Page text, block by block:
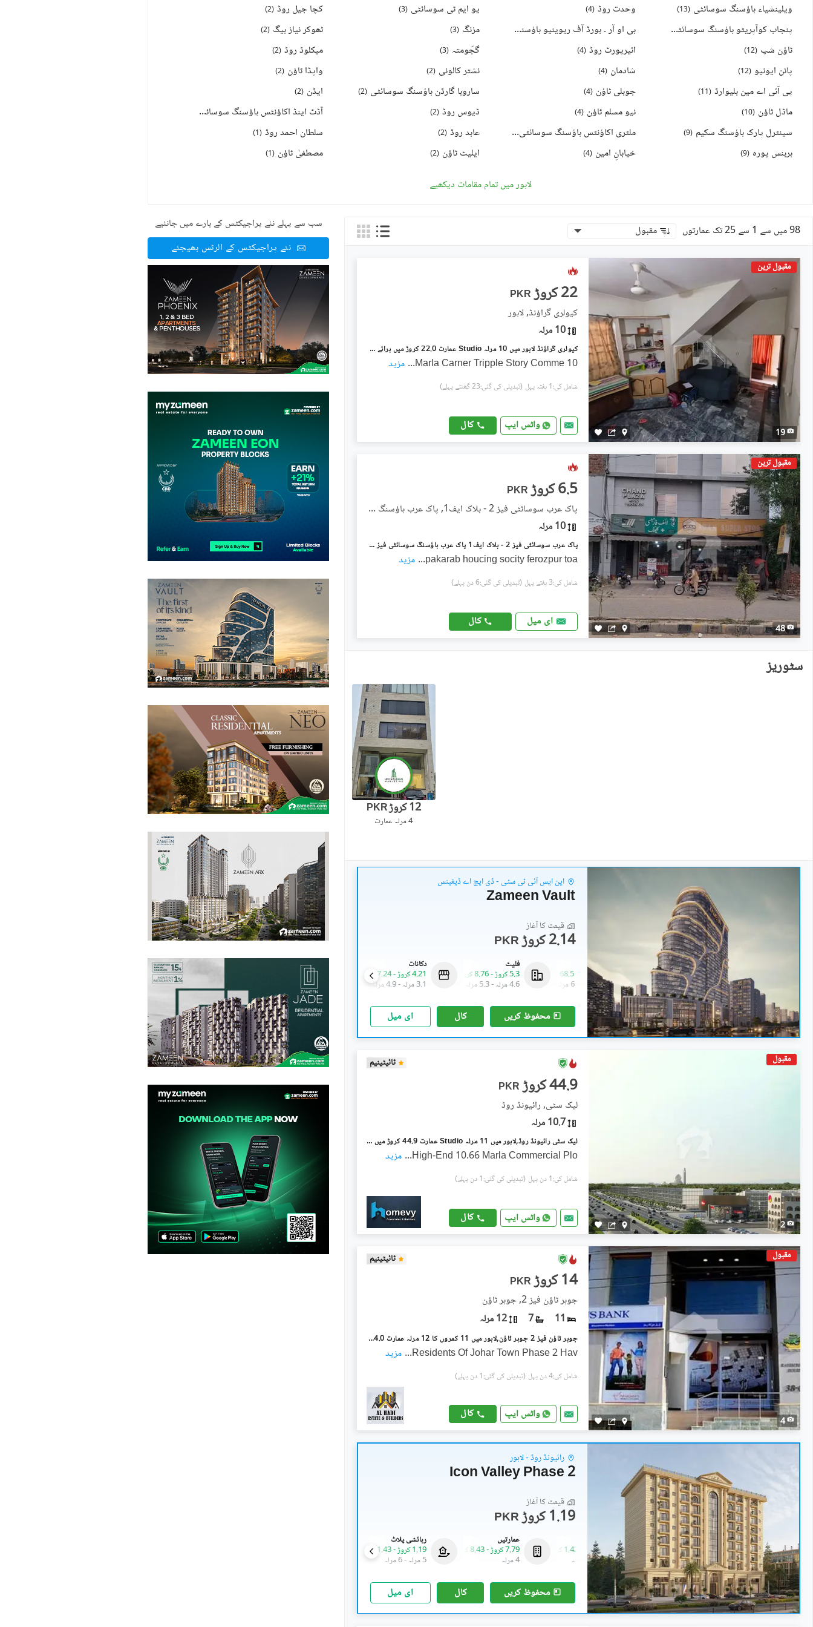
ویلینشیاء ہاؤسنگ سوسائٹی (
13
)
پنجاب کوآپریٹو ہاؤسنگ سوسائٹی
ٹاؤن شپ (
12
)
پائن ایونیو (
12
)
پی آئی اے مین بلیوارڈ (
11
)
ماڈل ٹاؤن (
10
)
سینٹرل پارک ہاؤسنگ سکیم (
9
)
ہربنس پورہ (
9
)
وحدت روڈ (
4
)
بی او آر ۔ بورڈ آف ریوینیو ہاؤسنگ سوسائٹی (
4
)
ائیرپورٹ روڈ (
4
)
شادمان (
4
)
جوبلی ٹاؤن (
4
)
نیو مسلم ٹاؤن (
4
)
ملٹری اکاؤنٹس ہاؤسنگ سوسائٹی
(
4
خیابانِ امین (
4
)
یو ایم ٹی سوسائٹی (
3
)
مزنگ (
3
)
گجّومتہ (
3
)
نشتر کالونی (
2
)
ساروبا گارڈن ہاؤسنگ سوسائٹی (
2
)
ڈیوس روڈ (
2
)
عابد روڈ (
2
)
ایلیٹ ٹاؤن (
2
)
کچا جیل روڈ (
2
)
ٹھوکر نیاز بیگ (
2
)
میکلوڈ روڈ (
2
)
واپڈا ٹاؤن (
2
)
ایڈن (
2
)
آڈٹ اینڈ اکاؤنٹس ہاؤسنگ سوسائٹی
سلطان احمد روڈ (
1
)
مصطفیٰ ٹاؤن (
1
)
لاہور میں تمام مقامات دیکھیے
98 میں سے 1 سے 25 تک عمارتوں مقبول
مقبول ترین
19
PKR 22 کروڑ
کیولری گراؤنڈ, لاہور
10 مرلہ
کیولری گراؤنڈ لاہور میں 10 مرلہ Studio عمارت 22.0 کروڑ میں برائے فروخت۔
10 Marla Carner Tripple Story Comme
... مزید
شامل کی:1 ہفتہ پہل (تبدیلی کی گئی:23 گھنٹے پہلے)
واٹس ایپ کال
مقبول ترین
48
PKR 6.5 کروڑ
پاک عرب سوسائٹی فیز 2 - بلاک ایف1, پاک عرب ہاؤسنگ سوسائٹی فیز 2
10 مرلہ
پاک عرب سوسائٹی فیز 2 - بلاک ایف1 پاک عرب ہاؤسنگ سوسائٹی فیز 2,پاک عرب ہاؤسنگ سوسائٹی,لاہور میں 10 مرلہ Studio عمارت 6.5 کروڑ میں برائے فروخت۔
pakarab houcing socity ferozpur toa
... مزید
شامل کی:3 ہفتے پہل (تبدیلی کی گئی:6 دن پہلے)
ای میل کال
سٹوریز
PKR 12 کروڑ
4 مرلہ عمارت
این ایس آئی ٹی سٹی - ڈی ایچ اے ڈیفینس
Zameen Vault
قیمت کا آغاز
PKR 2.14 کروڑ
8.76 کروڑ
عمارتیں
35.07 کروڑ
-68.4 مرلہ
دکانات
4.21 کروڑ
-7.24 کروڑ
3.1 مرلہ
-4.9 مرلہ
فلیٹ
5.3 کروڑ
-8.76 کروڑ
4.6 مرلہ
-5.3 مرلہ
عمارتیں
35.07 کروڑ
68.5 کروڑ
30 مرلہ
- 68.4 مرلہ
محفوظ کریں کال ای میل
مقبول
2
ٹائیٹینیم
PKR 44.9 کروڑ
لیک سٹی, رائیونڈ روڈ
10.7 مرلہ
لیک سٹی رائیونڈ روڈ,لاہور میں 11 مرلہ Studio عمارت 44.9 کروڑ میں برائے فروخت۔
High-End 10.66 Marla Commercial Plo
... مزید
شامل کی:1 دن پہل (تبدیلی کی گئی:1 دن پہلے)
واٹس ایپ کال
مقبول
4
ٹائیٹینیم
PKR 14 کروڑ
جوہر ٹاؤن فیز 2, جوہر ٹاؤن
11
7 12 مرلہ
جوہر ٹاؤن فیز 2 جوہر ٹاؤن,لاہور میں 11 کمروں کا 12 مرلہ عمارت 14.0 کروڑ میں برائے فروخت۔
Residents Of Johar Town Phase 2 Hav
... مزید
شامل کی:4 دن پہل (تبدیلی کی گئی:1 دن پہلے)
واٹس ایپ کال
رائیونڈ روڈ - لاہور
Icon Valley Phase 2
قیمت کا آغاز
PKR 1.19 کروڑ
رہائشی پلاٹ
1.19 کروڑ
-1.43 کروڑ
5 مرلہ
-6 مرلہ
عمارتیں
7.79 کروڑ
-8.43 کروڑ
4 مرلہ
رہائشی پلاٹ
1.19 کروڑ
1.43 کروڑ
5 مرلہ
-6 مرلہ
محفوظ کریں کال ای میل
سب سے پہلے نئے پراجیکٹس کے بارے میں جانئیے
نئے پراجیکٹس کے الرٹس بھیجئے